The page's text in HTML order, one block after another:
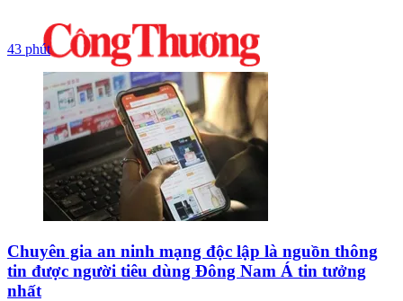
43 phút
Chuyên gia an ninh mạng độc lập là nguồn thông
tin được người tiêu dùng Đông Nam Á tin tưởng
nhất